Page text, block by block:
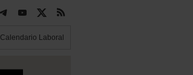
Calendario Laboral